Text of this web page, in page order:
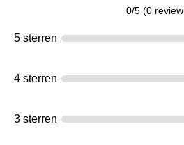
0/5 (0
5 sterren
4 sterren
3 sterren